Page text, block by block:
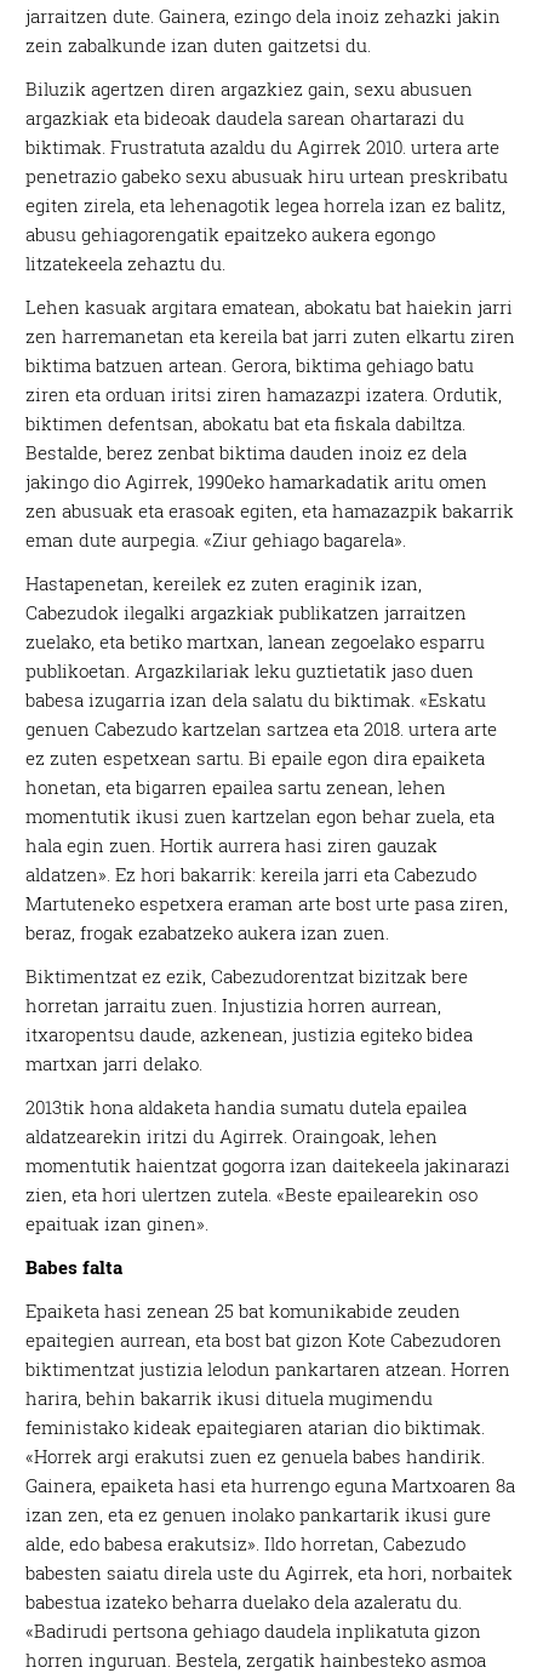
jarraitzen dute. Gainera, ezingo dela inoiz zehazki jakin
zein zabalkunde izan duten gaitzetsi du.
Biluzik agertzen diren argazkiez gain, sexu abusuen
argazkiak eta bideoak daudela sarean ohartarazi du
biktimak. Frustratuta azaldu du Agirrek 2010. urtera arte
penetrazio gabeko sexu abusuak hiru urtean preskribatu
egiten zirela, eta lehenagotik legea horrela izan ez balitz,
abusu gehiagorengatik epaitzeko aukera egongo
litzatekeela zehaztu du.
Lehen kasuak argitara ematean, abokatu bat haiekin jarri
zen harremanetan eta kereila bat jarri zuten elkartu ziren
biktima batzuen artean. Gerora, biktima gehiago batu
ziren eta orduan iritsi ziren hamazazpi izatera. Ordutik,
biktimen defentsan, abokatu bat eta fiskala dabiltza.
Bestalde, berez zenbat biktima dauden inoiz ez dela
jakingo dio Agirrek, 1990eko hamarkadatik aritu omen
zen abusuak eta erasoak egiten, eta hamazazpik bakarrik
eman dute aurpegia. «Ziur gehiago bagarela».
Hastapenetan, kereilek ez zuten eraginik izan,
Cabezudok ilegalki argazkiak publikatzen jarraitzen
zuelako, eta betiko martxan, lanean zegoelako esparru
publikoetan. Argazkilariak leku guztietatik jaso duen
babesa izugarria izan dela salatu du biktimak. «Eskatu
genuen Cabezudo kartzelan sartzea eta 2018. urtera arte
ez zuten espetxean sartu. Bi epaile egon dira epaiketa
honetan, eta bigarren epailea sartu zenean, lehen
momentutik ikusi zuen kartzelan egon behar zuela, eta
hala egin zuen. Hortik aurrera hasi ziren gauzak
aldatzen». Ez hori bakarrik: kereila jarri eta Cabezudo
Martuteneko espetxera eraman arte bost urte pasa ziren,
beraz, frogak ezabatzeko aukera izan zuen.
Biktimentzat ez ezik, Cabezudorentzat bizitzak bere
horretan jarraitu zuen. Injustizia horren aurrean,
itxaropentsu daude, azkenean, justizia egiteko bidea
martxan jarri delako.
2013tik hona aldaketa handia sumatu dutela epailea
aldatzearekin iritzi du Agirrek. Oraingoak, lehen
momentutik haientzat gogorra izan daitekeela jakinarazi
zien, eta hori ulertzen zutela. «Beste epailearekin oso
epaituak izan ginen».
Babes falta
Epaiketa hasi zenean 25 bat komunikabide zeuden
epaitegien aurrean, eta bost bat gizon Kote Cabezudoren
biktimentzat justizia lelodun pankartaren atzean. Horren
harira, behin bakarrik ikusi dituela mugimendu
feministako kideak epaitegiaren atarian dio biktimak.
«Horrek argi erakutsi zuen ez genuela babes handirik.
Gainera, epaiketa hasi eta hurrengo eguna Martxoaren 8a
izan zen, eta ez genuen inolako pankartarik ikusi gure
alde, edo babesa erakutsiz». Ildo horretan, Cabezudo
babesten saiatu direla uste du Agirrek, eta hori, norbaitek
babestua izateko beharra duelako dela azaleratu du.
«Badirudi pertsona gehiago daudela inplikatuta gizon
horren inguruan. Bestela, zergatik hainbesteko asmoa